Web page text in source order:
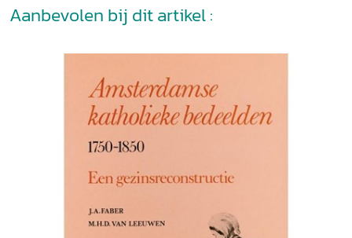
Aanbevolen bij dit artikel :